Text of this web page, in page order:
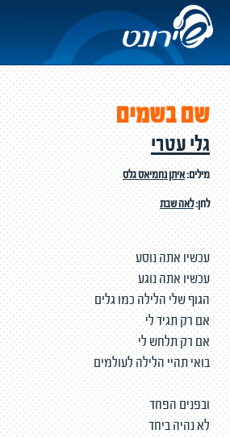
שם בשמים
גלי עטרי
מילים:איתן נחמיאס גלס
לחן:לאה שבת
עכשיו אתה נוסע
עכשיו אתה נוגע
הגוף שלי הלילה כמו גלים
אם רק תגיד לי
אם רק תלחש לי
בואי תהיי הלילה לעולמים
ובפנים הפחד
לא נהיה ביחד